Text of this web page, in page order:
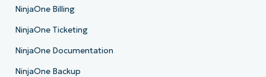
NinjaOne Billing
NinjaOne Ticketing
NinjaOne Documentation
NinjaOne Backup